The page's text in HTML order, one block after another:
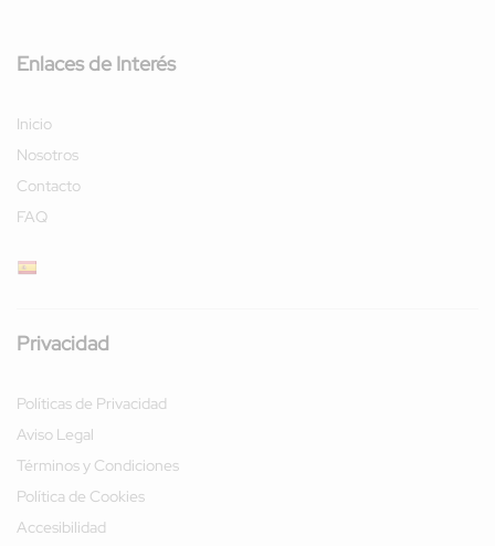
Enlaces de Interés
Inicio
Nosotros
Contacto
FAQ
Privacidad
Políticas de Privacidad
Aviso Legal
Términos y Condiciones
Política de Cookies
Accesibilidad